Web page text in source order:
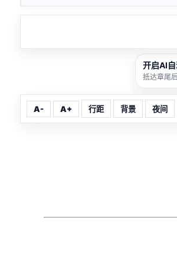
开启AI
抵达章尾
A- A+ 行距 背景 夜间